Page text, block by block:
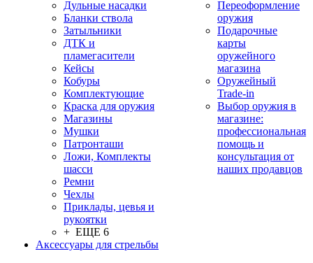
Дульные насадки
Бланки ствола
Затыльники
ДТК и
пламегасители
Кейсы
Кобуры
Комплектующие
Краска для оружия
Магазины
Мушки
Патронташи
Ложи, Комплекты
шасси
Ремни
Чехлы
Приклады, цевья и
рукоятки
+ ЕЩЕ 6
Аксессуары для стрельбы
Переоформление
оружия
Подарочные
карты
оружейного
магазина
Оружейный
Trade-in
Выбор оружия в
магазине:
профессиональная
помощь и
консультация от
наших продавцов